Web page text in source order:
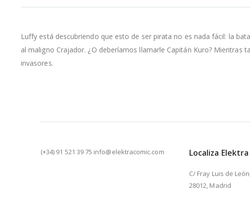
la
imágenes
Luffy está descubriendo que esto de ser pirata no es nada fácil: la
al maligno Crajador. ¿O deberíamos llamarle Capitán Kuro?
invasores.
(+34) 91 521 39 75 info@elektracomic.com Localiza Elektra
C/ Fray Luis de
28012, Madrid